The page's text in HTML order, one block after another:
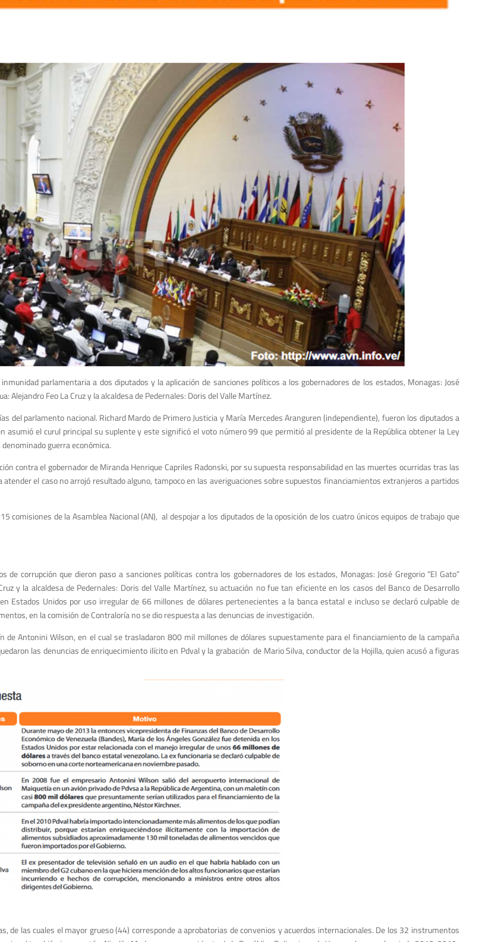
parlamentaria a dos diputados y la aplicación de sanciones políticos a los gobernadores de los estados, Monagas: José
Alejandro Feo La Cruz y la alcaldesa de Pedernales: Doris del Valle Martínez.
del parlamento nacional. Richard Mardo de Primero Justicia y María Mercedes Aranguren (independiente), fueron los diputados a
asumió el curul principal su suplente y este significó el voto número 99 que permitió al presidente de la República obtener la Ley
guerra económica.
contra el gobernador de Miranda Henrique Capriles Radonski, por su supuesta responsabilidad en las muertes ocurridas tras las
el caso no arrojó resultado alguno, tampoco en las averiguaciones sobre supuestos financiamientos extranjeros a partidos
comisiones de la Asamblea Nacional (AN), al despojar a los diputados de la oposición de los cuatro únicos equipos de trabajo que
corrupción que dieron paso a sanciones políticas contra los gobernadores de los estados, Monagas: José Gregorio “El Gato”
y la alcaldesa de Pedernales: Doris del Valle Martínez, su actuación no fue tan eficiente en los casos del Banco de Desarrollo
Estados Unidos por uso irregular de 66 millones de dólares pertenecientes a la banca estatal e incluso se declaró culpable de
en la comisión de Contraloría no se dio respuesta a las denuncias de investigación.
de Antonini Wilson, en el cual se trasladaron 800 mil millones de dólares supuestamente para el financiamiento de la campaña
las denuncias de enriquecimiento ilícito en Pdval y la grabación de Mario Silva, conductor de la Hojilla, quien acusó a figuras
de las cuales el mayor grueso (44) corresponde a aprobatorias de convenios y acuerdos internacionales. De los 32 instrumentos